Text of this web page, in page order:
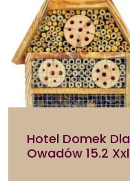
Hotel Domek Dla
Owadów 15.2 Xxl